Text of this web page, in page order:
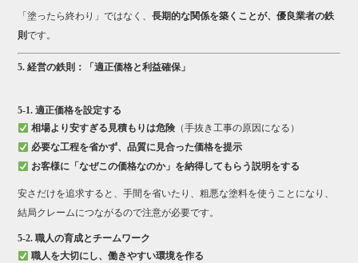
「塗ったら終わり」ではなく、長期的な関係を築くことが、優良業者の鉄
則です。
5. 経営の鉄則：「適正価格と利益確保」
5-1. 適正価格を設定する
相場より安すぎる見積もりは危険 （手抜き工事の原因になる）
必要な工程を省かず、品質に見合った価格を提示
お客様に「なぜこの価格なのか」を納得してもらう説明をする
安さだけを追求すると、手間を省いたり、粗悪な塗料を使うことになり、
結局クレームにつながるので注意が必要です。
5-2. 職人の育成とチームワーク
職人を大切にし、働きやすい環境を作る